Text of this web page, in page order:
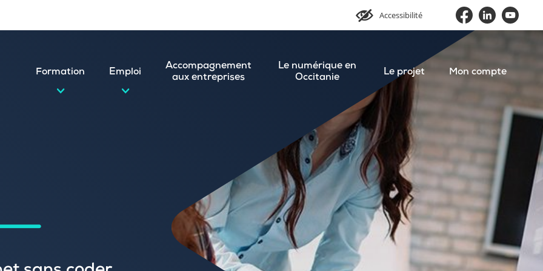
Accessibilité
Formation Emploi
et postuler en ligne
spontanée
Accompagnement
aux entreprises
Le numérique en
Occitanie
Le projet Mon compte